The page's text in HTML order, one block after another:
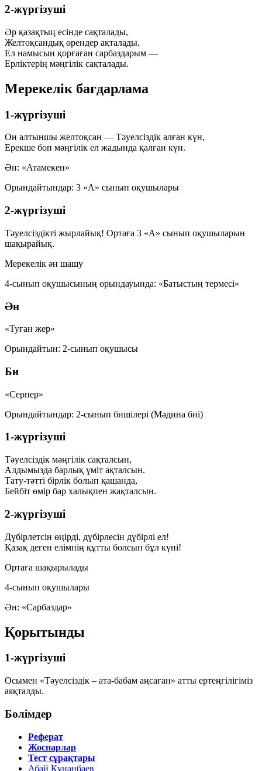
2-жүргізуші
Әр қазақтың есінде сақталады,
Желтоқсандық өрендер ақталады.
Ел намысын қорғаған сарбаздарым —
Ерліктерің мәңгілік сақталады.
Мерекелік бағдарлама
1-жүргізуші
Он алтыншы желтоқсан — Тәуелсіздік алған күн,
Ерекше боп мәңгілік ел жадында қалған күн.
Ән: «Атамекен»
Орындайтындар: 3 «А» сынып оқушылары
2-жүргізуші
Тәуелсіздікті жырлайық! Ортаға 3 «А» сынып оқушыларын
шақырайық.
Мерекелік ән шашу
4-сынып оқушысының орындауында: «Батыстың термесі»
Ән
«Туған жер»
Орындайтын: 2-сынып оқушысы
Би
«Серпер»
Орындайтындар: 2-сынып бишілері (Мәдина биі)
1-жүргізуші
Тәуелсіздік мәңгілік сақталсын,
Алдымызда барлық үміт ақталсын.
Тату-тәтті бірлік болып қашанда,
Бейбіт өмір бар халықпен жақталсын.
2-жүргізуші
Дүбірлетсін өңірді, дүбірлесін дүбірлі ел!
Қазақ деген елімнің құтты болсын бұл күні!
Ортаға шақырылады
4-сынып оқушылары
Ән: «Сарбаздар»
Қорытынды
1-жүргізуші
Осымен «Тәуелсіздік – ата-бабам аңсаған» атты ертеңгілігіміз
аяқталды.
Бөлімдер
Реферат
Жоспарлар
Тест сұрақтары
Абай Құнанбаев